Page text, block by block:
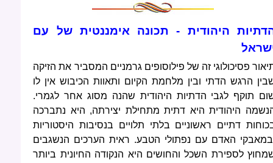
היהודית - תכונה אימננטית של עם
פסיכולוגי זה של פילוסופים גרמניים המסביר את הזיקה
הרגש הדתי ובין מלחמת הקיום ותאוות הכיבוש אין לו
תוקף לגבי הדתיות היהודית שהנה מסוג אחר לגמרי.
היהודית היא דתית מתחילת יצירתה, היא נתברכה
דתיים ראשוניים בלתי תלויים בנסיבות היסטוריות
האדם עם נפתולי הטבע. ראית הערכים הנשגבים
לספירת השכל והחושים היא הנקודה החיונית ביותר